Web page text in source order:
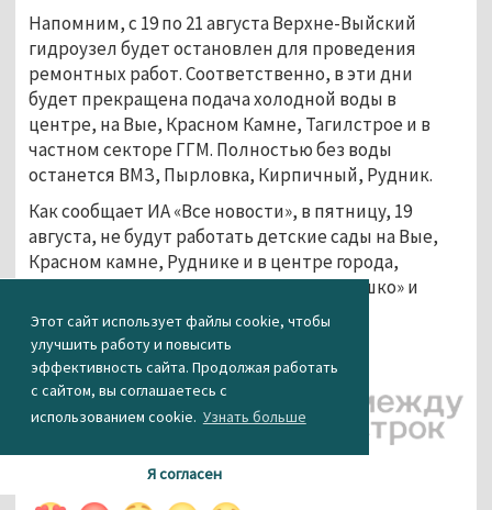
Этот сайт использует файлы cookie, чтобы
улучшить работу и повысить
эффективность сайта. Продолжая работать
с сайтом, вы соглашаетесь с
использованием cookie. Узнать больше
Я согласен
Напомним, с 19 по 21 августа Верхне-Выйский
гидроузел будет остановлен для проведения
ремонтных работ. Соответственно, в эти дни
будет прекращена подача холодной воды в
центре, на Вые, Красном Камне, Тагилстрое и в
частном секторе ГГМ. Полностью без воды
останется ВМЗ, Пырловка, Кирпичный, Рудник.
Как сообщает ИА «Все новости», в пятницу, 19
августа, не будут работать детские сады на Вые,
Красном камне, Руднике и в центре города,
которые входят в объединение «Солнышко» и
«Маячок».
Агентство новостей «Между строк»
КАК ВАМ НОВОСТЬ?